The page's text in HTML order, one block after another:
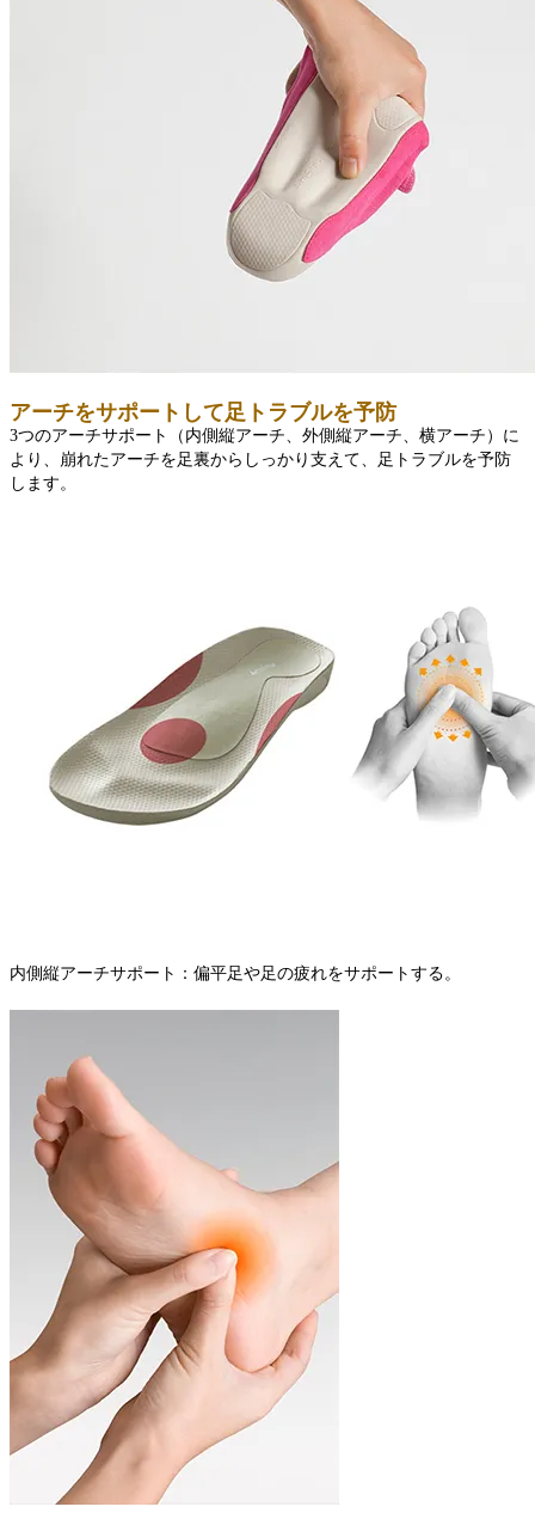
アーチをサポートして足トラブルを予防
3つのアーチサポート（内側縦アーチ、外側縦アーチ、横アーチ）に
より、崩れたアーチを足裏からしっかり支えて、足トラブルを予防
します。
内側縦アーチサポート：偏平足や足の疲れをサポートする。